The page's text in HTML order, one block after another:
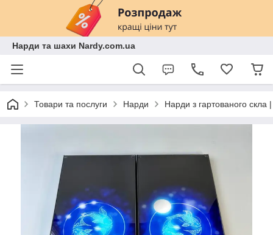
Нарди та шахи Nardy.com.ua
Товари та послуги Нарди Нарди з гартованого скла